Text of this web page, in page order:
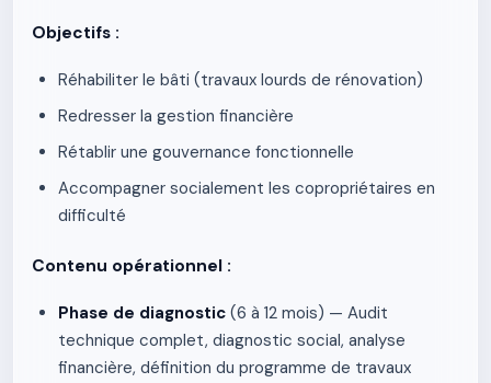
Objectifs :
Réhabiliter le bâti (travaux lourds de rénovation)
Redresser la gestion financière
Rétablir une gouvernance fonctionnelle
Accompagner socialement les copropriétaires en
difficulté
Contenu opérationnel :
Phase de diagnostic (6 à 12 mois) — Audit
technique complet, diagnostic social, analyse
financière, définition du programme de travaux